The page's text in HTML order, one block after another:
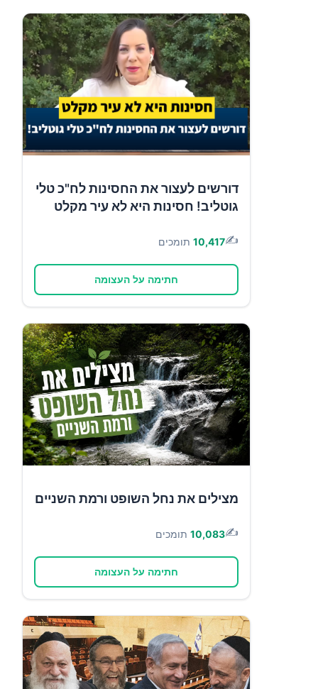
דורשים לעצור את החסינות לח"כ טלי
גוטליב! חסינות היא לא עיר מקלט
✍️
10,417 תומכים
חתימה על העצומה
מצילים את נחל השופט ורמת השניים
✍️
10,083 תומכים
חתימה על העצומה